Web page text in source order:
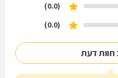
(0.0)
(0.0)
חוות דעת